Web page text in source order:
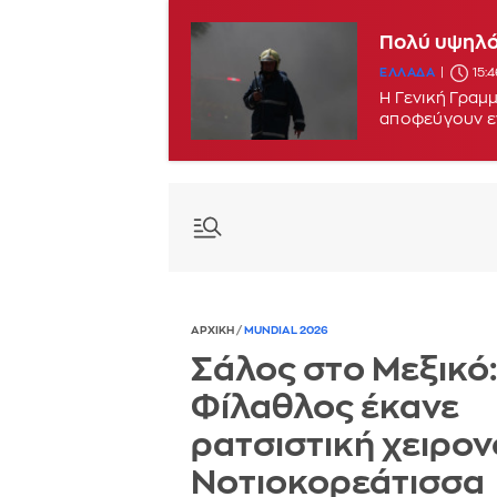
Φωτιά
ΕΛΛΑΔΑ
Πολύ
ΕΛΛΑΔΑ
Η Γενική
αποφεύγουν
ΑΡΧΙΚΗ / MUNDIAL 2026
Σάλος στο Μεξικό:
Φίλαθλος έκανε
ρατσιστική
Νοτιοκορεάτισσα